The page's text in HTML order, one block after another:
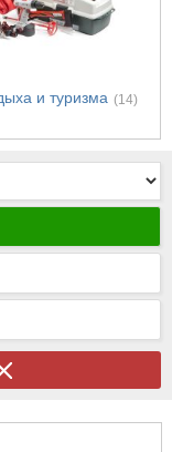
и туризма (14)